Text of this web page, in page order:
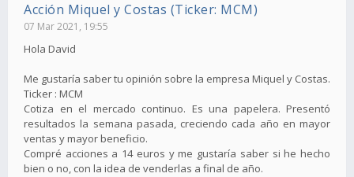
Acción Miquel y Costas (Ticker: MCM)
07 Mar 2021, 19:55
Hola David
Me gustaría saber tu opinión sobre la empresa Miquel y Costas.
Ticker : MCM
Cotiza en el mercado continuo. Es una papelera. Presentó
resultados la semana pasada, creciendo cada año en mayor
ventas y mayor beneficio.
Compré acciones a 14 euros y me gustaría saber si he hecho
bien o no, con la idea de venderlas a final de año.